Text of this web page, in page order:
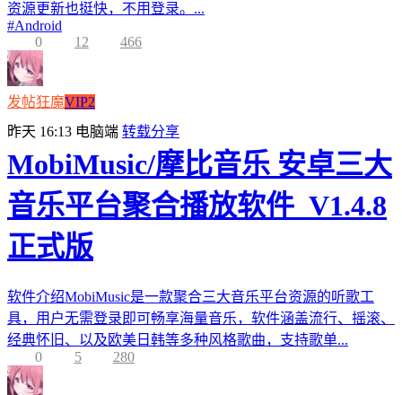
资源更新也挺快，不用登录。...
#Android
0
12 466
发帖狂魔VIP2
昨天 16:13 电脑端 转载分享
MobiMusic/摩比音乐 安卓三大
音乐平台聚合播放软件_V1.4.8
正式版
软件介绍MobiMusic是一款聚合三大音乐平台资源的听歌工
具，用户无需登录即可畅享海量音乐，软件涵盖流行、摇滚、
经典怀旧、以及欧美日韩等多种风格歌曲，支持歌单...
0
5 280